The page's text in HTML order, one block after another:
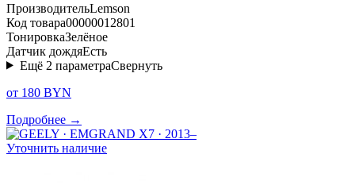
ПроизводительLemson
Код товара00000012801
ТонировкаЗелёное
Датчик дождяЕсть
Ещё 2 параметраСвернуть
от 180 BYN
Подробнее →
Уточнить наличие